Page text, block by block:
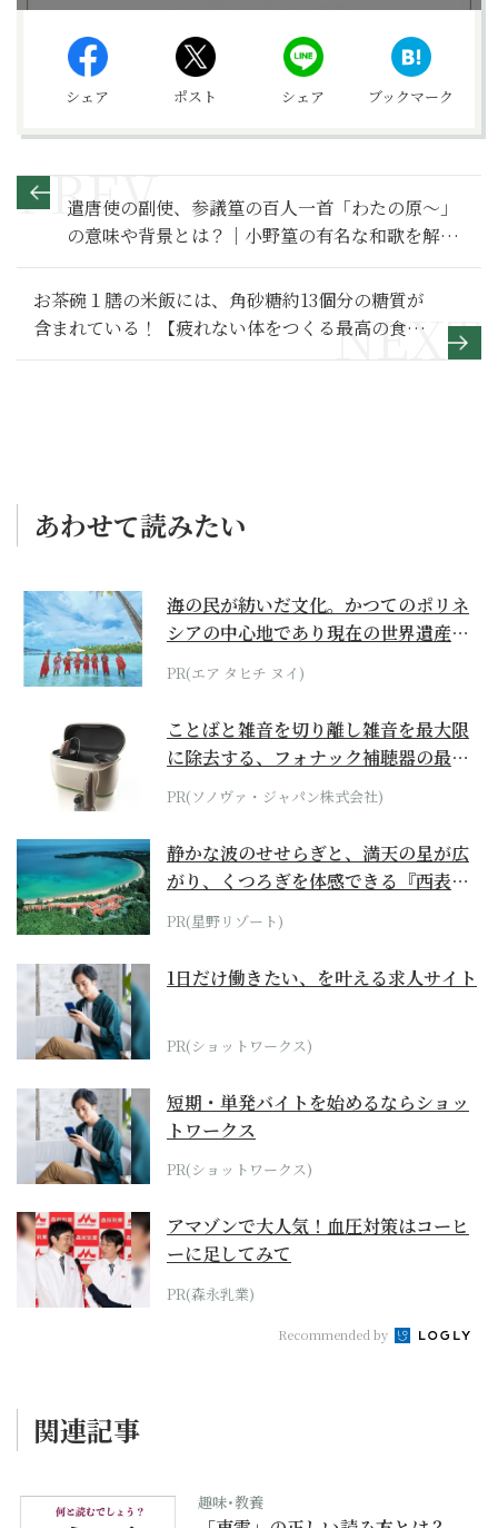
シェア ポスト シェア ブックマーク
遣唐使の副使、参議篁の百人一首「わたの原～」
の意味や背景とは？｜小野篁の有名な和歌を解説
【百人一首入門】
お茶碗１膳の米飯には、角砂糖約13個分の糖質が
含まれている！【疲れない体をつくる最高の食事
術】
あわせて読みたい
海の民が紡いだ文化。かつてのポリネ
シアの中心地であり現在の世界遺産か
らみえてくる...
PR(エア タヒチ ヌイ)
ことばと雑音を切り離し雑音を最大限
に除去する、フォナック補聴器の最上
位モデル
PR(ソノヴァ・ジャパン株式会社)
静かな波のせせらぎと、満天の星が広
がり、くつろぎを体感できる『西表島
ホテル by...
PR(星野リゾート)
1日だけ働きたい、を叶える求人サイト
PR(ショットワークス)
短期・単発バイトを始めるならショッ
トワークス
PR(ショットワークス)
アマゾンで大人気！血圧対策はコーヒ
ーに足してみて
PR(森永乳業)
Recommended by
関連記事
趣味･教養